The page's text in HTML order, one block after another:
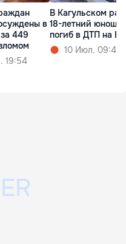
в
449
19:54
В Кагульском
18-летний юноша
погиб в ДТП на
10 Июл. 09:44